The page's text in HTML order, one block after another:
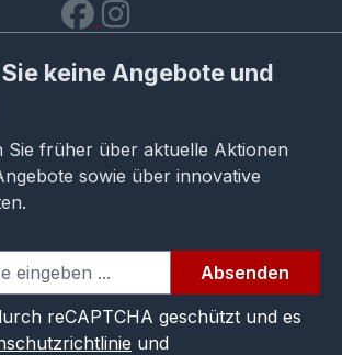
keine Angebote und
Sie früher über aktuelle Aktionen
sowie über innovative
Absenden
reCAPTCHA geschützt und es
und